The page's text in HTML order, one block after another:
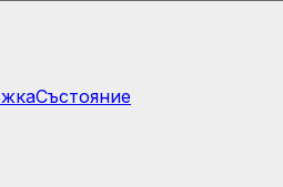
Състояние